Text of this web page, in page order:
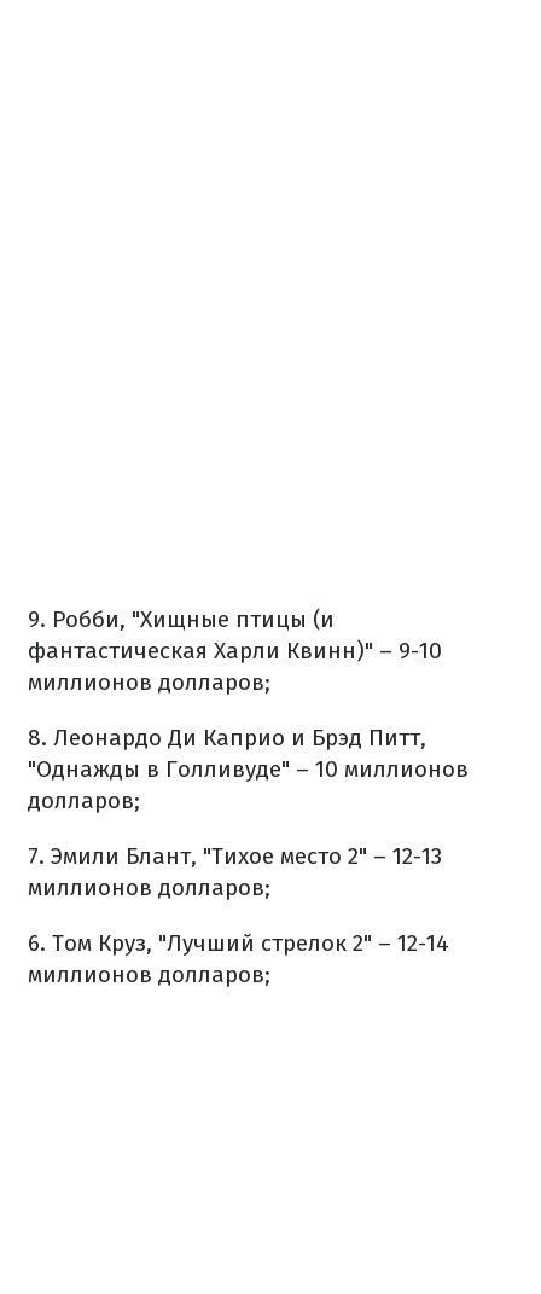
9. Робби, "Хищные птицы (и
фантастическая Харли Квинн)" – 9-10
миллионов долларов;
8. Леонардо Ди Каприо и Брэд Питт,
"Однажды в Голливуде" – 10 миллионов
долларов;
7. Эмили Блант, "Тихое место 2" – 12-13
миллионов долларов;
6. Том Круз, "Лучший стрелок 2" – 12-14
миллионов долларов;